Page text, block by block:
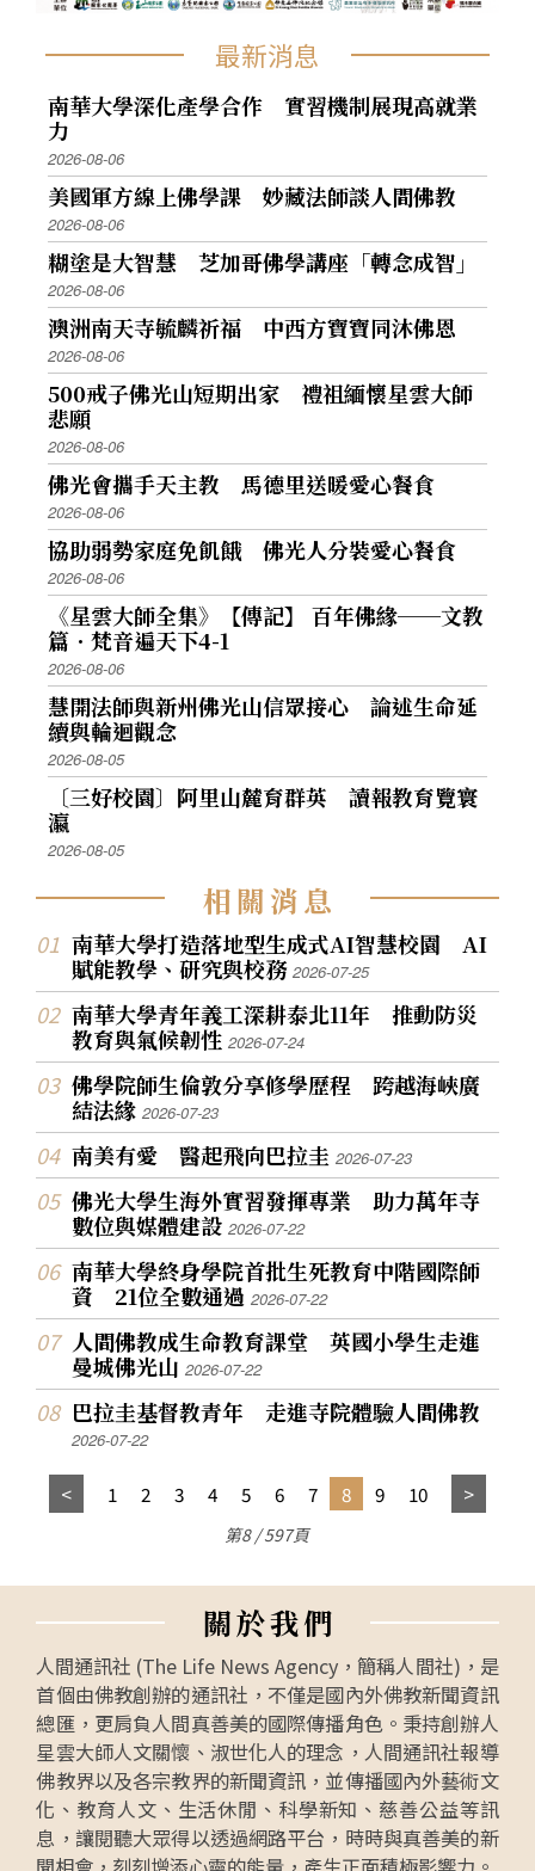
最新消息
南華大學深化產學合作 實習機制展現高就業
力
2026-08-06
美國軍方線上佛學課 妙藏法師談人間佛教
2026-08-06
糊塗是大智慧 芝加哥佛學講座「轉念成智」
2026-08-06
澳洲南天寺毓麟祈福 中西方寶寶同沐佛恩
2026-08-06
500戒子佛光山短期出家 禮祖緬懷星雲大師
悲願
2026-08-06
佛光會攜手天主教 馬德里送暖愛心餐食
2026-08-06
協助弱勢家庭免飢餓 佛光人分裝愛心餐食
2026-08-06
《星雲大師全集》【傳記】 百年佛緣──文教
篇．梵音遍天下4-1
2026-08-06
慧開法師與新州佛光山信眾接心 論述生命延
續與輪迴觀念
2026-08-05
〔三好校園〕阿里山麓育群英 讀報教育覽寰
瀛
2026-08-05
相關消息
南華大學打造落地型生成式AI智慧校園 AI
賦能教學、研究與校務2026-07-25
南華大學青年義工深耕泰北11年 推動防災
教育與氣候韌性2026-07-24
佛學院師生倫敦分享修學歷程 跨越海峽廣
結法緣2026-07-23
南美有愛 醫起飛向巴拉圭2026-07-23
佛光大學生海外實習發揮專業 助力萬年寺
數位與媒體建設2026-07-22
南華大學終身學院首批生死教育中階國際師
資 21位全數通過2026-07-22
人間佛教成生命教育課堂 英國小學生走進
曼城佛光山2026-07-22
巴拉圭基督教青年 走進寺院體驗人間佛教
2026-07-22
1 2 3 4 5 6 7 8 9 10
第8 / 597頁
關於我們
人間通訊社 (The Life News Agency，簡稱人間社)，是
首個由佛教創辦的通訊社，不僅是國內外佛教新聞資訊
總匯，更肩負人間真善美的國際傳播角色。秉持創辦人
星雲大師人文關懷、淑世化人的理念，人間通訊社報導
佛教界以及各宗教界的新聞資訊，並傳播國內外藝術文
化、教育人文、生活休閒、科學新知、慈善公益等訊
息，讓閱聽大眾得以透過網路平台，時時與真善美的新